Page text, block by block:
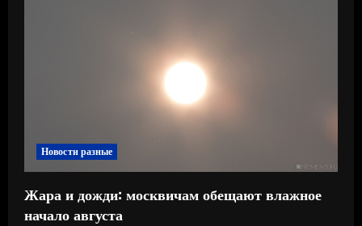
Новости разные
Жара и дожди: москвичам обещают влажное
начало августа